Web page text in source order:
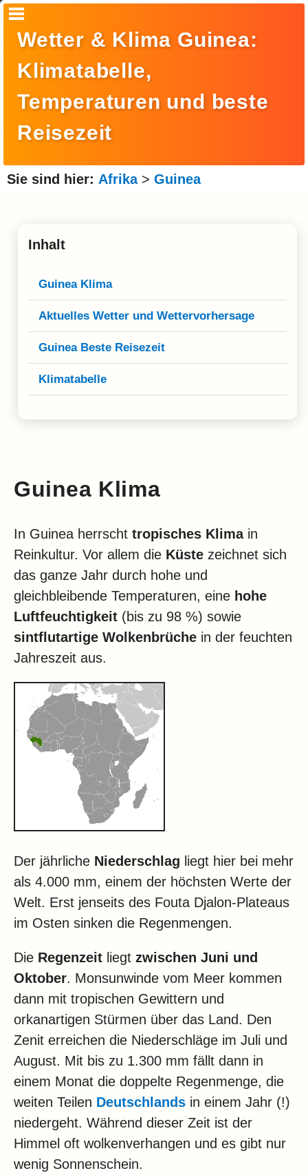
Amerika
Asien
Afrika
Reisemonat
Wetter & Klima Guinea:
Klimatabelle,
Temperaturen und beste
Reisezeit
Sie sind hier: Afrika> Guinea
Inhalt
Guinea Klima
Aktuelles Wetter und Wettervorhersage
Guinea Beste Reisezeit
Klimatabelle
Guinea Klima
In Guinea herrscht tropisches Klimain
Reinkultur. Vor allem die Küste zeichnet sich
das ganze Jahr durch hohe und
gleichbleibende Temperaturen, eine hohe
Luftfeuchtigkeit (bis zu 98 %) sowie
sintflutartige Wolkenbrüche in der feuchten
Jahreszeit aus.
Der jährliche Niederschlag liegt hier bei mehr
als 4.000 mm, einem der höchsten Werte der
Welt. Erst jenseits des Fouta Djalon-Plateaus
im Osten sinken die Regenmengen.
Die Regenzeit liegt zwischen Juni und
Oktober. Monsunwinde vom Meer kommen
dann mit tropischen Gewittern und
orkanartigen Stürmen über das Land. Den
Zenit erreichen die Niederschläge im Juli und
August. Mit bis zu 1.300 mm fällt dann in
einem Monat die doppelte Regenmenge, die
weiten Teilen Deutschlands in einem Jahr (!)
niedergeht. Während dieser Zeit ist der
Himmel oft wolkenverhangen und es gibt nur
wenig Sonnenschein.